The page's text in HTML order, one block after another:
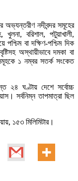
অভ্যন্তরীণ নদীবন্দর সমূহের
খুলনা, বরিশাল, পটুয়াখালী,
পশ্চিম বা দক্ষিণ-পশ্চিম দিক
অস্থায়ীভাবে দমকা বা
১ নম্বর সতর্ক সংকেত
২৪ ঘণ্টায় দেশে সর্বোচ্চ
সর্বনিম্ন তাপমাত্রা ছিল
১৫৩ মিলিমিটার।